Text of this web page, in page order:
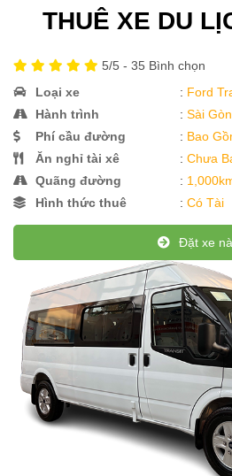
THUÊ XE DU
5/5 - 35 Bình chọn
Loại xe
: Ford
Hành trình
:Sài
Phí cầu đường
: Bao
Ăn nghỉ tài xê
:Chưa
Quãng đường
:
Hình thức thuê
:Có Tài
Đặt xe